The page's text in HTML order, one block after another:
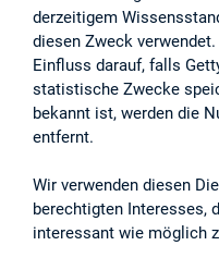
derzeitigem
diesen Zweck
Einfluss darauf, falls
statistische Zwecke
bekannt ist, werden die
entfernt.
Wir verwenden diesen
berechtigten Interesses,
interessant wie möglich